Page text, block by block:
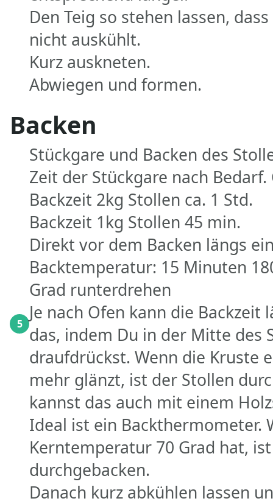
Den Teig so stehen lassen,
nicht auskühlt.
Kurz auskneten.
Abwiegen und formen.
Backen
5
Stückgare und Backen des
Zeit der Stückgare nach Bedarf.
Backzeit 2kg Stollen ca. 1 Std.
Backzeit 1kg Stollen 45 min.
Direkt vor dem Backen längs
Backtemperatur: 15 Minuten
Grad runterdrehen
Je nach Ofen kann die
das, indem Du in der Mitte des
draufdrückst. Wenn die Kruste
mehr glänzt, ist der Stollen
kannst das auch mit einem
Ideal ist ein Backthermometer.
Kerntemperatur 70 Grad hat,
durchgebacken.
Danach kurz abkühlen lassen